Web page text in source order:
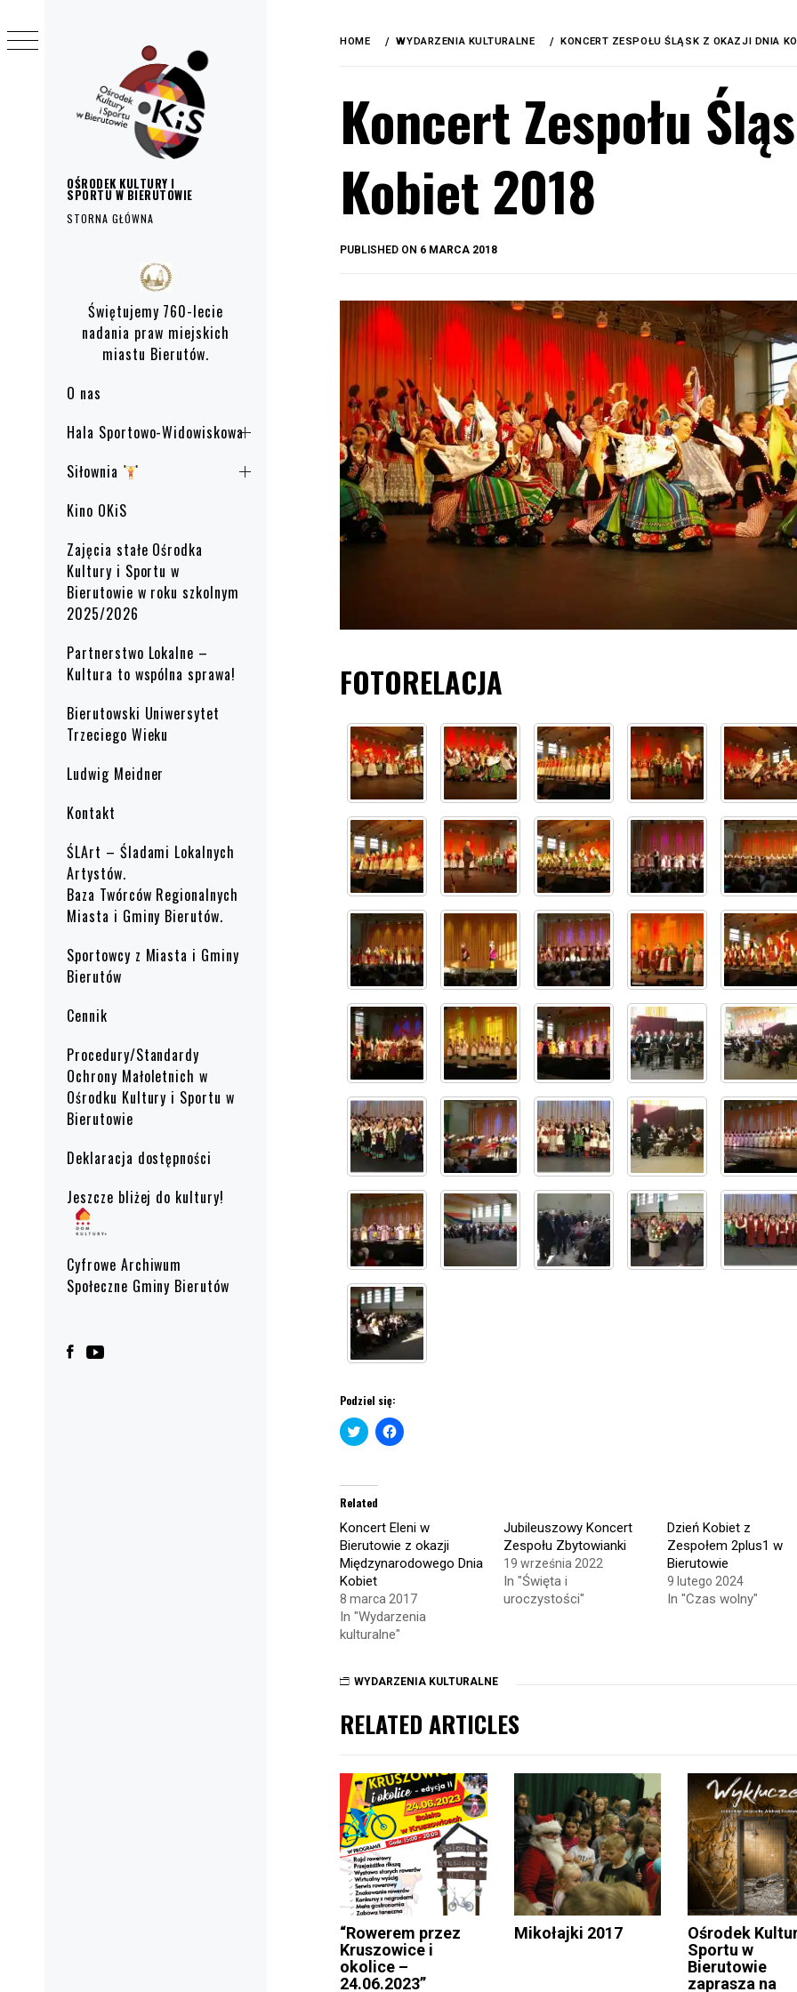
OŚRODEK KULTURY I
SPORTU W BIERUTOWIE
STORNA GŁÓWNA
Świętujemy 760-lecie
nadania praw miejskich
miastu Bierutów.
O nas
Hala Sportowo-Widowiskowa
Siłownia
Kino OKiS
Zajęcia stałe Ośrodka
Kultury i Sportu w
Bierutowie w roku szkolnym
2025/2026
Partnerstwo Lokalne –
Kultura to wspólna sprawa!
Bierutowski Uniwersytet
Trzeciego Wieku
Ludwig Meidner
Kontakt
ŚLArt – Śladami Lokalnych
Artystów.
Baza Twórców Regionalnych
Miasta i Gminy Bierutów.
Sportowcy z Miasta i Gminy
Bierutów
Cennik
Procedury/Standardy
Ochrony Małoletnich w
Ośrodku Kultury i Sportu w
Bierutowie
Deklaracja dostępności
Jeszcze bliżej do kultury!
Cyfrowe Archiwum
Społeczne Gminy Bierutów
HOME WYDARZENIA KULTURALNE KONCERT ZESPOŁU ŚLĄSK Z OKAZJI DNIA
Koncert Zespołu
Kobiet 2018
PUBLISHED ON 6 MARCA 2018
FOTORELACJA
Podziel się:
Click
to
(Opens
in
new
window)
Click
to
window)
Related
Koncert Eleni w
Bierutowie z okazji
Międzynarodowego Dnia
Kobiet
8 marca 2017
In "Wydarzenia
kulturalne"
Jubileuszowy Koncert
Zespołu Zbytowianki
19 września 2022
In "Święta i
uroczystości"
Dzień Kobiet z
Zespołem 2plus1 w
Bierutowie
9 lutego 2024
In "Czas wolny"
WYDARZENIA KULTURALNE
RELATED ARTICLES
“Rowerem przez
Kruszowice i
okolice –
24.06.2023”
Mikołajki 2017
Ośrodek
Sportu w
Bierutowie
zaprasza na